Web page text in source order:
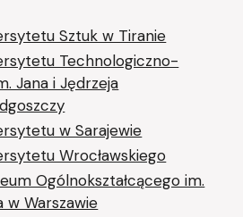
Sztuk w Tiranie
Technologiczno-
Jana i Jędrzeja
w Sarajewie
Wrocławskiego
Ogólnokształcącego im.
w Warszawie